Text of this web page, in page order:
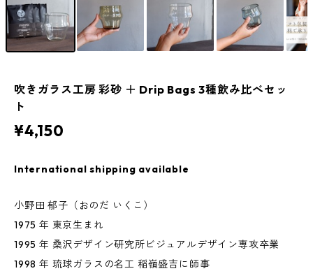
吹きガラス工房 彩砂 ＋ Drip Bags 3種飲み比べセッ
ト
¥4,150
International shipping available
小野田 郁子（おのだ いくこ）
1975 年 東京生まれ
1995 年 桑沢デザイン研究所ビジュアルデザイン専攻卒業
1998 年 琉球ガラスの名工 稲嶺盛吉に師事